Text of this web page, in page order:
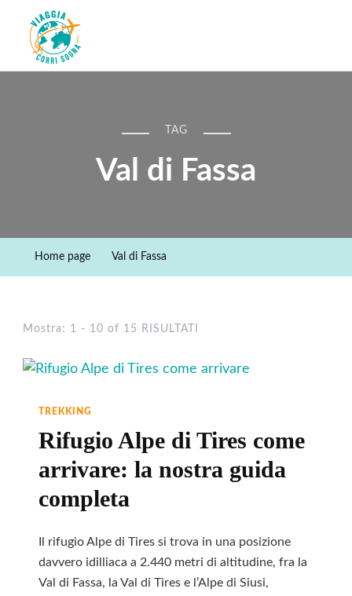
Viaggiacorrisogna – Blog di
viaggi e running
Viaggi zaino in spalla e corse in giro per il mondo
TAG
Val di Fassa
Home page Val di Fassa
Mostra: 1 - 10 of 15 RISULTATI
TREKKING
Rifugio Alpe di Tires come
arrivare: la nostra guida
completa
Il rifugio Alpe di Tires si trova in una posizione
davvero idilliaca a 2.440 metri di altitudine, fra la
Val di Fassa, la Val di Tires e l’Alpe di Siusi,